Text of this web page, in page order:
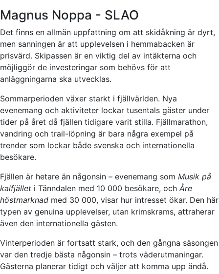
Magnus Noppa - SLAO
Det finns en allmän uppfattning om att skidåkning är dyrt,
men sanningen är att upplevelsen i hemmabacken är
prisvärd. Skipassen är en viktig del av intäkterna och
möjliggör de investeringar som behövs för att
anläggningarna ska utvecklas.
Sommarperioden växer starkt i fjällvärlden. Nya
evenemang och aktiviteter lockar tusentals gäster under
tider på året då fjällen tidigare varit stilla. Fjällmarathon,
vandring och trail-löpning är bara några exempel på
trender som lockar både svenska och internationella
besökare.
Fjällen är hetare än någonsin – evenemang som Musik på
kalfjället i Tänndalen med 10 000 besökare, och Åre
höstmarknad med 30 000, visar hur intresset ökar. Den här
typen av genuina upplevelser, utan krimskrams, attraherar
även den internationella gästen.
Vinterperioden är fortsatt stark, och den gångna säsongen
var den tredje bästa någonsin – trots väderutmaningar.
Gästerna planerar tidigt och väljer att komma upp ändå.